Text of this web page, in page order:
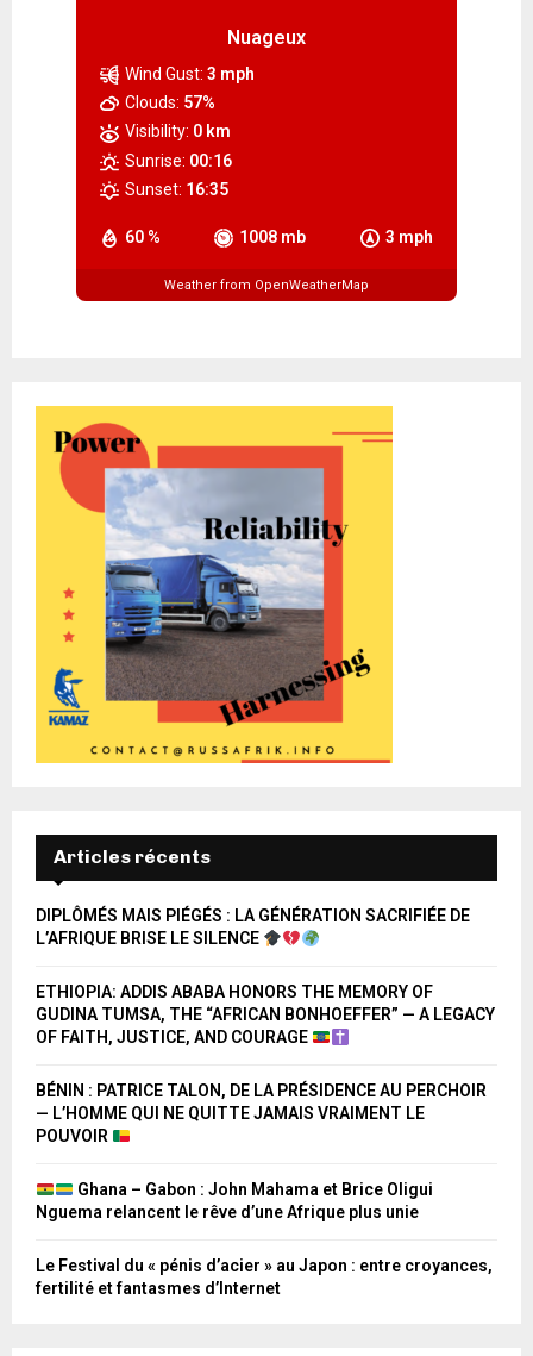
Nuageux
60 % 1008 mb 3 mph
Wind Gust: 3 mph
Clouds: 57%
Visibility: 0 km
Sunrise: 00:16
Sunset: 16:35
Weather from OpenWeatherMap
Articles récents
DIPLÔMÉS MAIS PIÉGÉS : LA GÉNÉRATION SACRIFIÉE DE
L’AFRIQUE BRISE LE SILENCE
ETHIOPIA: ADDIS ABABA HONORS THE MEMORY OF
GUDINA TUMSA, THE “AFRICAN BONHOEFFER” — A LEGACY
OF FAITH, JUSTICE, AND COURAGE
BÉNIN : PATRICE TALON, DE LA PRÉSIDENCE AU PERCHOIR
— L’HOMME QUI NE QUITTE JAMAIS VRAIMENT LE
POUVOIR
Ghana – Gabon : John Mahama et Brice Oligui
Nguema relancent le rêve d’une Afrique plus unie
Le Festival du « pénis d’acier » au Japon : entre croyances,
fertilité et fantasmes d’Internet